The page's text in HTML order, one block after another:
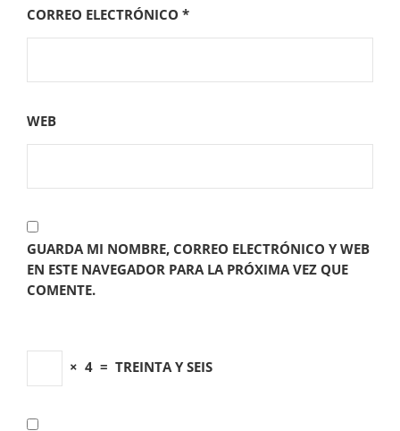
CORREO ELECTRÓNICO *
WEB
GUARDA MI NOMBRE, CORREO ELECTRÓNICO Y WEB
EN ESTE NAVEGADOR PARA LA PRÓXIMA VEZ QUE
COMENTE.
× 4 = TREINTA Y SEIS